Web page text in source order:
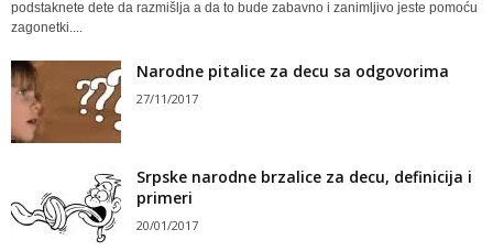
podstaknete dete da razmišlja a da to bude zabavno i zanimljivo jeste pomoću
zagonetki....
Narodne pitalice za decu sa odgovorima
27/11/2017
Srpske narodne brzalice za decu, definicija i
primeri
20/01/2017